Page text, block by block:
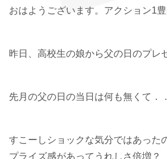
おはようございます。アクション1豊
昨日、高校生の娘から父の日のプレ
先月の父の日の当日は何も無くて．
すこーしショックな気分ではあった
プライズ感があってうれしさ倍増